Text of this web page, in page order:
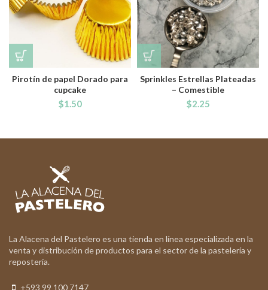
Pirotín de papel Dorado para
cupcake
$1.50
Sprinkles Estrellas Plateadas
– Comestible
$2.25
La Alacena del Pastelero es una tienda en línea especializada en la
venta y distribución de productos para el sector de la pastelería y
repostería.
+593 99 100 7147